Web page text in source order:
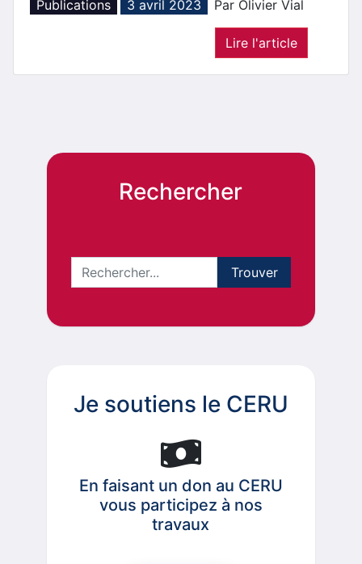
Publications
3 avril 2023 Par Olivier Vial
Lire l'article
Rechercher
Je soutiens le CERU
En faisant un don au CERU
vous participez à nos
travaux